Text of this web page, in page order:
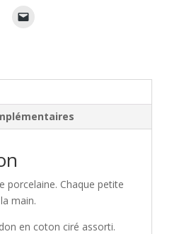
porcelaine. Chaque petite
main.
en coton ciré assorti.